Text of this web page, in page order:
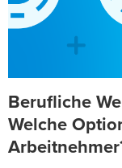
Berufliche
Welche